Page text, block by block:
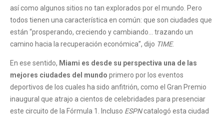
así como algunos sitios no tan explorados por el mundo. Pero
todos tienen una característica en común: que son ciudades que
están “prosperando, creciendo y cambiando… trazando un
camino hacia la recuperación económica”, dijo TIME.
En ese sentido, Miami es desde su perspectiva una de las
mejores ciudades del mundo primero por los eventos
deportivos de los cuales ha sido anfitrión, como el Gran Premio
inaugural que atrajo a cientos de celebridades para presenciar
este circuito de la Fórmula 1. Incluso ESPNcatalogó esta ciudad